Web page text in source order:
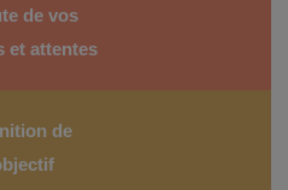
de vos
et attentes
de